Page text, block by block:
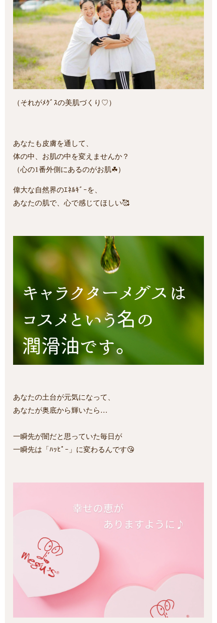
（それがﾒｸﾞｽの美肌づくり♡）
あなたも皮膚を通して、
体の中、お肌の中を変えませんか？
（心の1番外側にあるのがお肌☘）
偉大な自然界のｴﾈﾙｷﾞｰを、
あなたの肌で、心で感じてほしい🥰
あなたの土台が元気になって、
あなたが奥底から輝いたら…
一瞬先が闇だと思っていた毎日が
一瞬先は「ﾊｯﾋﾟｰ」に変わるんです😘